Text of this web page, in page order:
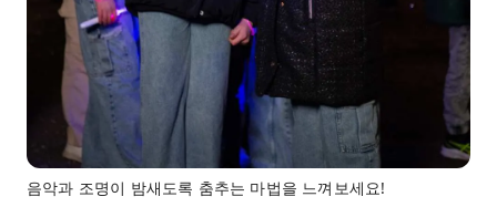
음악과 조명이 밤새도록 춤추는 마법을 느껴보세요!